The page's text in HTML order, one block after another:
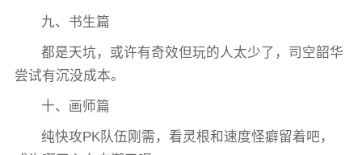
九、书生篇
都是天坑，或许有奇效但玩的人太少了，司空韶华
尝试有沉没成本。
十、画师篇
纯快攻PK队伍刚需，看灵根和速度怪癖留着吧，